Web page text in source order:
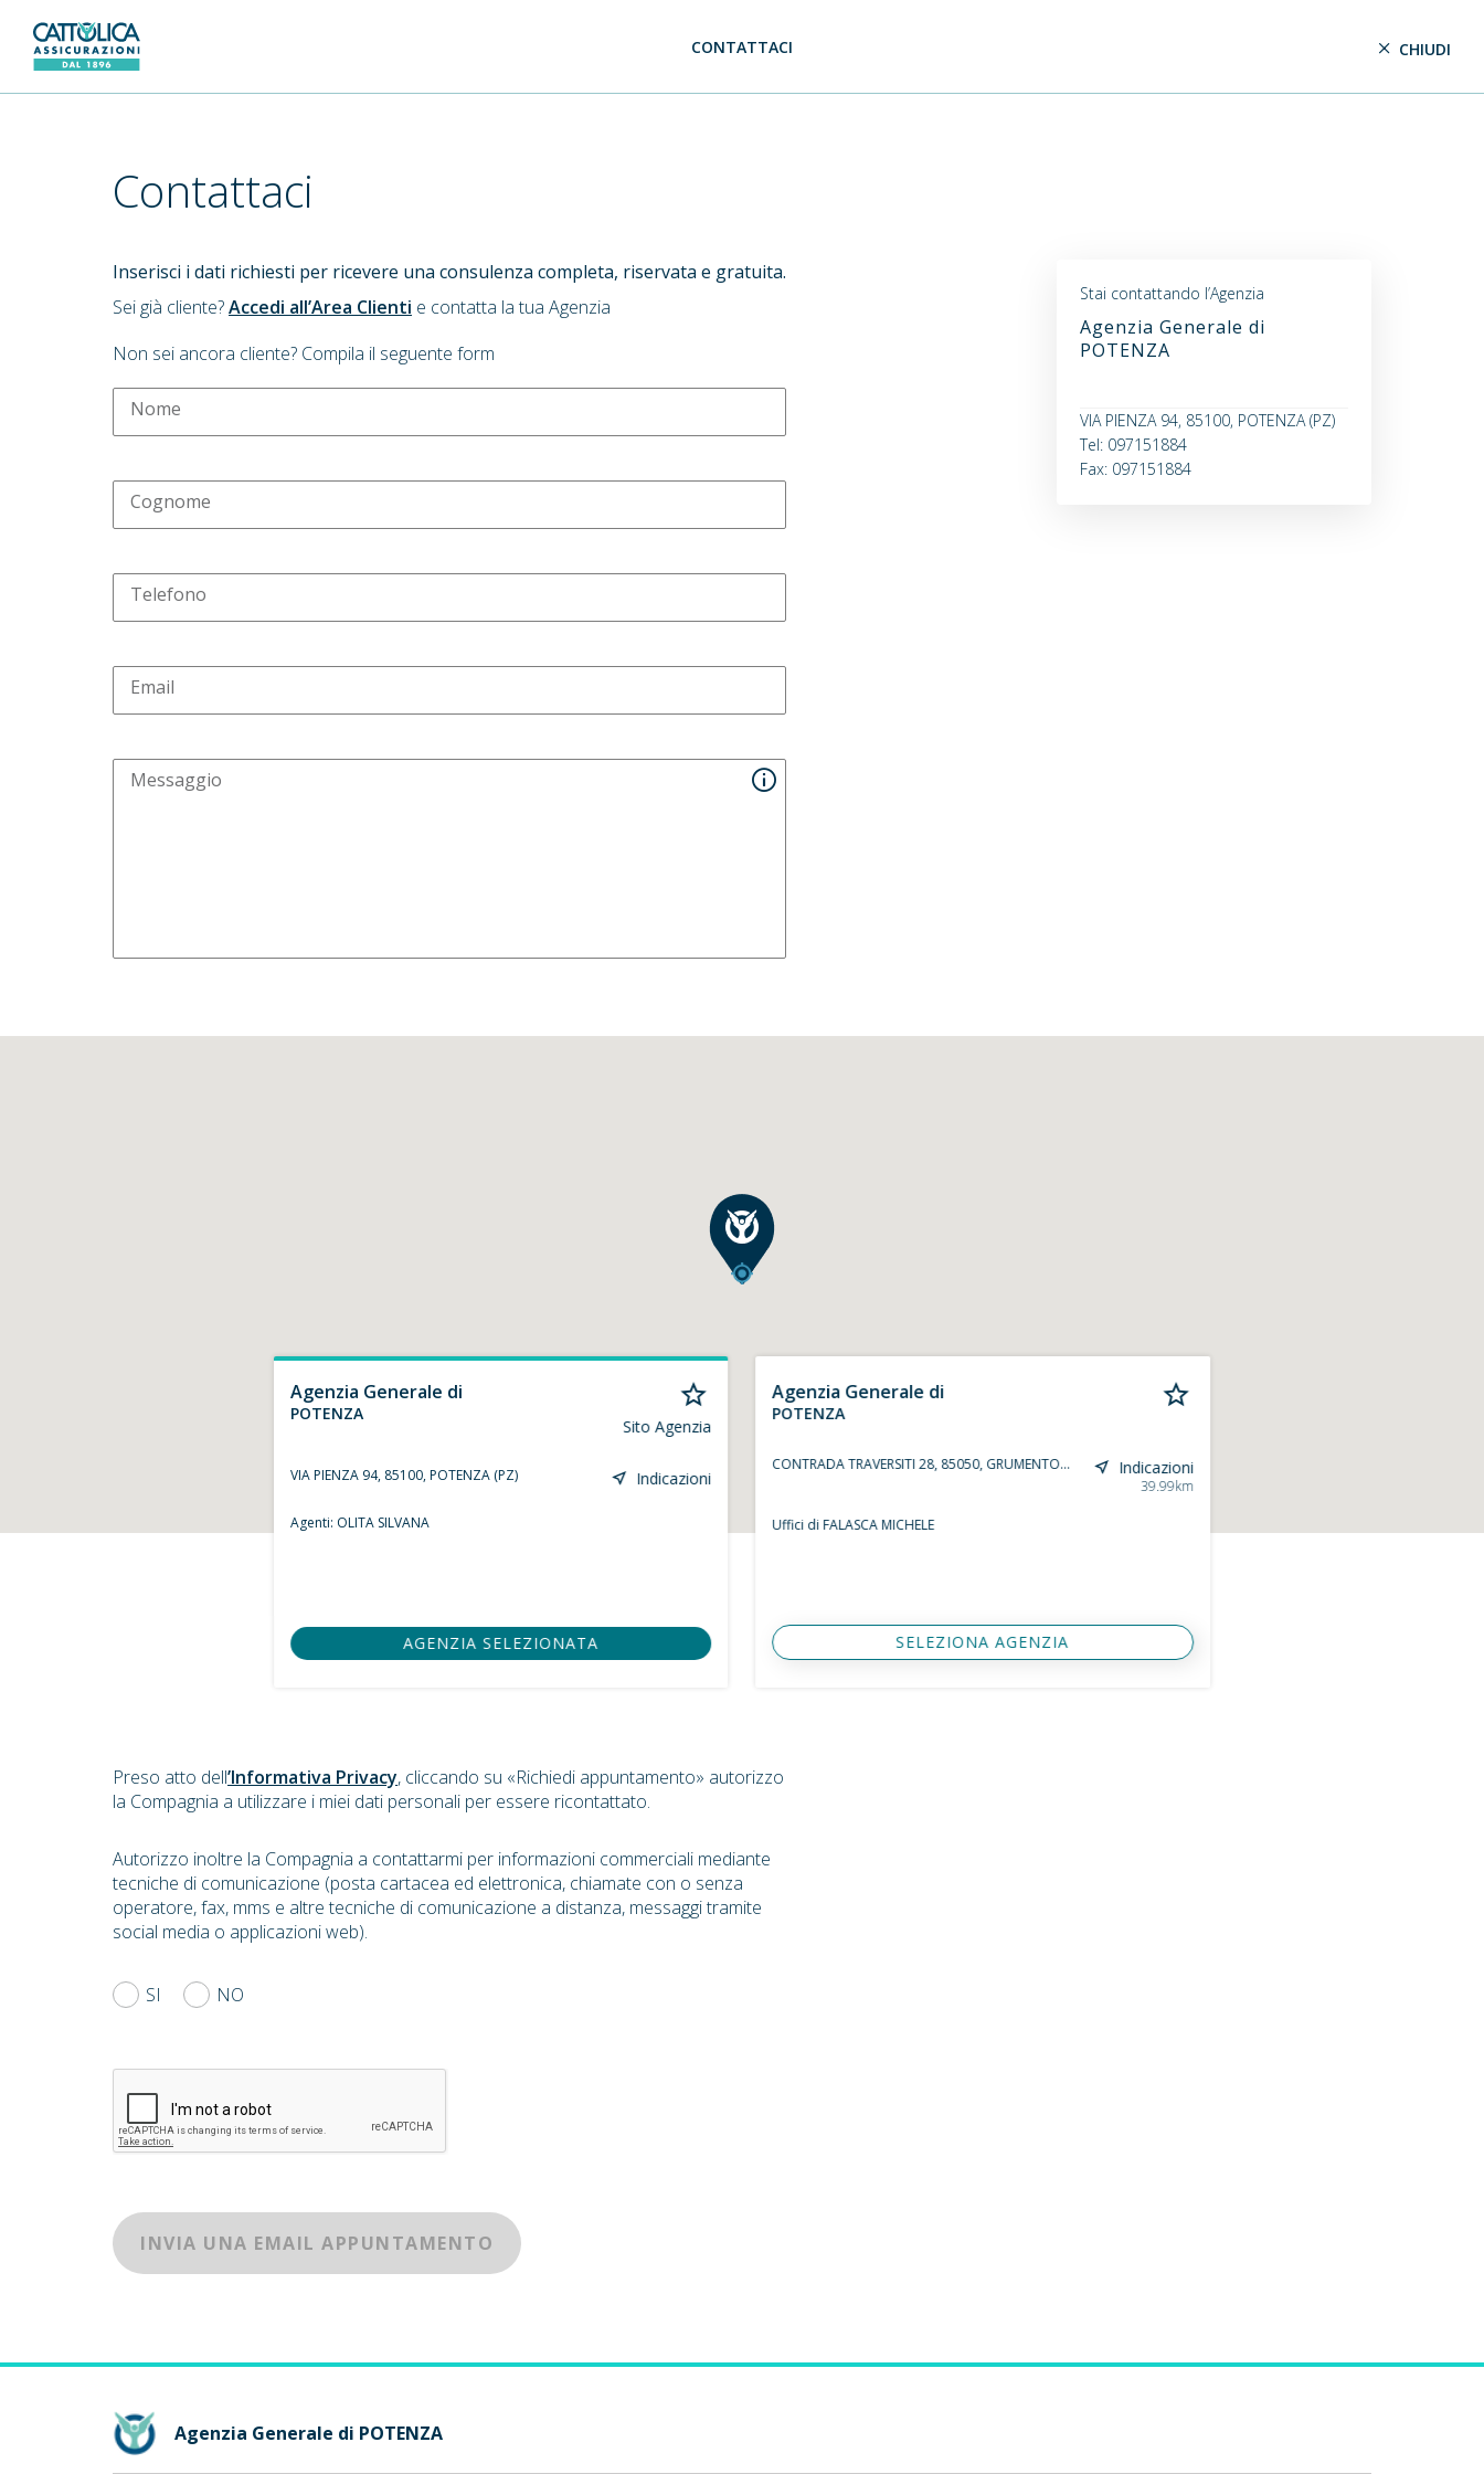
Generali Logo CONTATTACI CHIUDI
Contattaci
Inserisci i dati richiesti per ricevere una consulenza completa, riservata e gratuita.
Sei già cliente?Accedi all’Area Clienti e contatta la tua Agenzia
Non sei ancora cliente? Compila il seguente form
Nome
Cognome
Telefono
Email
Messaggio
Stai contattando l’Agenzia
Agenzia Generale di
POTENZA
VIA PIENZA 94, 85100, POTENZA (PZ)
Tel: 097151884
Fax: 097151884
Agenzia Generale di
POTENZA
Sito Agenzia
VIA PIENZA 94, 85100, POTENZA (PZ) Indicazioni
Agenti: OLITA SILVANA
AGENZIA SELEZIONATA
Agenzia Generale di
POTENZA
CONTRADA TRAVERSITI 28, 85050, GRUMENTO... Indicazioni
39.99km
Uffici di FALASCA MICHELE
SELEZIONA AGENZIA
Preso atto dell’Informativa Privacy, cliccando su «Richiedi appuntamento» autorizzo
la Compagnia a utilizzare i miei dati personali per essere ricontattato.
Autorizzo inoltre la Compagnia a contattarmi per informazioni commerciali mediante
tecniche di comunicazione (posta cartacea ed elettronica, chiamate con o senza
operatore, fax, mms e altre tecniche di comunicazione a distanza, messaggi tramite
social media o applicazioni web).
SI NO
INVIA UNA EMAIL APPUNTAMENTO
Agenzia Generale di POTENZA